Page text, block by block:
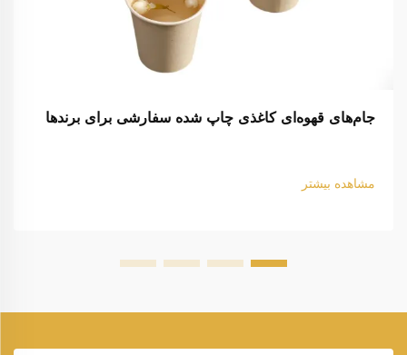
جام‌های قهوه‌ای کاغذی چاپ شده سفارشی برای برندها
مشاهده بیشتر